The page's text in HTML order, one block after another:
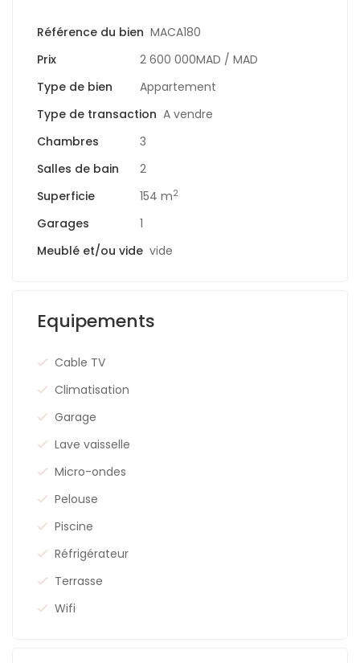
Référence du bien MACA180
Prix
2 600 000MAD / MAD
Type de bien
Appartement
Type de transaction A vendre
Chambres
3
Salles de bain
2
Superficie
154 m2
Garages
1
Meublé et/ou vide vide
Equipements
Cable TV
Climatisation
Garage
Lave vaisselle
Micro-ondes
Pelouse
Piscine
Réfrigérateur
Terrasse
Wifi